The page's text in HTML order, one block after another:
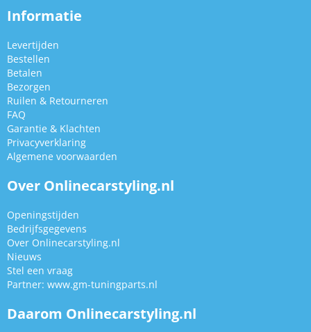
Informatie
Levertijden
Bestellen
Betalen
Bezorgen
Ruilen & Retourneren
FAQ
Garantie & Klachten
Privacyverklaring
Algemene voorwaarden
Over Onlinecarstyling.nl
Openingstijden
Bedrijfsgegevens
Over Onlinecarstyling.nl
Nieuws
Stel een vraag
Partner: www.gm-tuningparts.nl
Daarom Onlinecarstyling.nl